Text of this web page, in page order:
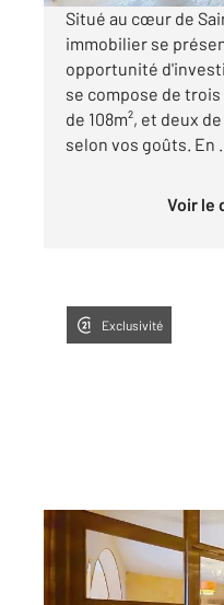
Situé au cœur de
immobilier se
opportunité
se compose de
de 108m², et deux
selon vos goûts. En
Voir
Exclusivité
ST GIRONS 09
108,16 m , 3 pièces
Ref : 13558